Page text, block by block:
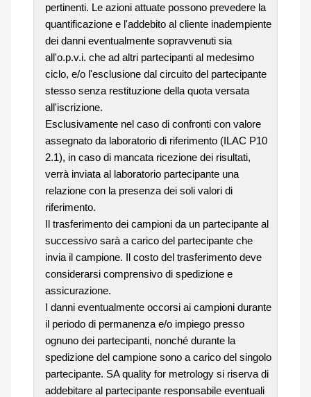
pertinenti. Le azioni attuate possono prevedere la
quantificazione e l'addebito al cliente inadempiente
dei danni eventualmente sopravvenuti sia
all'o.p.v.i. che ad altri partecipanti al medesimo
ciclo, e/o l'esclusione dal circuito del partecipante
stesso senza restituzione della quota versata
all'iscrizione.
Esclusivamente nel caso di confronti con valore
assegnato da laboratorio di riferimento (ILAC P10
2.1), in caso di mancata ricezione dei risultati,
verrà inviata al laboratorio partecipante una
relazione con la presenza dei soli valori di
riferimento.
Il trasferimento dei campioni da un partecipante al
successivo sarà a carico del partecipante che
invia il campione. Il costo del trasferimento deve
considerarsi comprensivo di spedizione e
assicurazione.
I danni eventualmente occorsi ai campioni durante
il periodo di permanenza e/o impiego presso
ognuno dei partecipanti, nonché durante la
spedizione del campione sono a carico del singolo
partecipante. SA quality for metrology si riserva di
addebitare al partecipante responsabile eventuali